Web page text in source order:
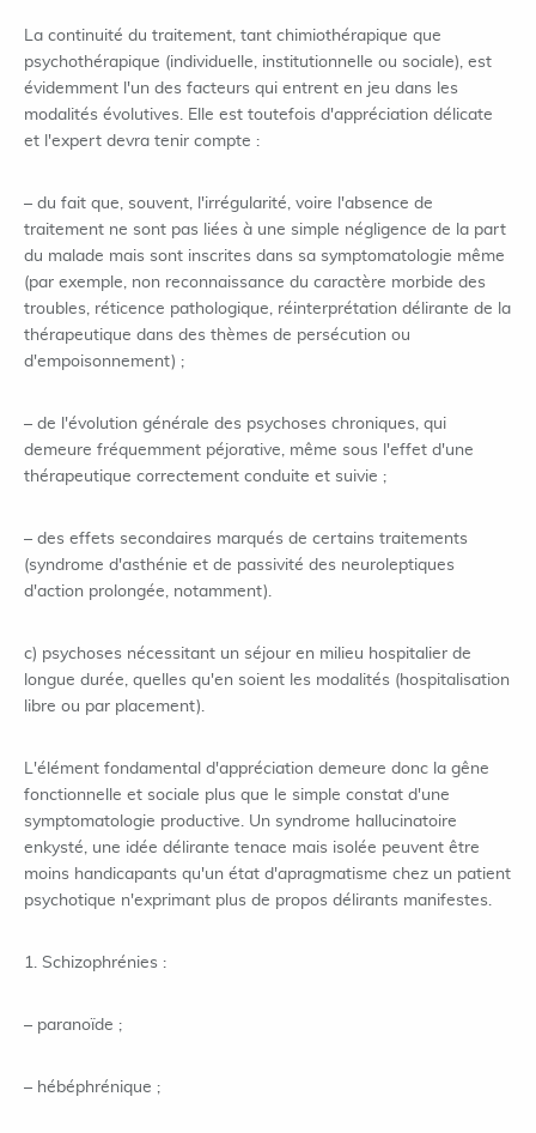
La continuité du traitement, tant chimiothérapique que
psychothérapique (individuelle, institutionnelle ou sociale), est
évidemment l'un des facteurs qui entrent en jeu dans les
modalités évolutives. Elle est toutefois d'appréciation délicate
et l'expert devra tenir compte :
– du fait que, souvent, l'irrégularité, voire l'absence de
traitement ne sont pas liées à une simple négligence de la part
du malade mais sont inscrites dans sa symptomatologie même
(par exemple, non reconnaissance du caractère morbide des
troubles, réticence pathologique, réinterprétation délirante de la
thérapeutique dans des thèmes de persécution ou
d'empoisonnement) ;
– de l'évolution générale des psychoses chroniques, qui
demeure fréquemment péjorative, même sous l'effet d'une
thérapeutique correctement conduite et suivie ;
– des effets secondaires marqués de certains traitements
(syndrome d'asthénie et de passivité des neuroleptiques
d'action prolongée, notamment).
c) psychoses nécessitant un séjour en milieu hospitalier de
longue durée, quelles qu'en soient les modalités (hospitalisation
libre ou par placement).
L'élément fondamental d'appréciation demeure donc la gêne
fonctionnelle et sociale plus que le simple constat d'une
symptomatologie productive. Un syndrome hallucinatoire
enkysté, une idée délirante tenace mais isolée peuvent être
moins handicapants qu'un état d'apragmatisme chez un patient
psychotique n'exprimant plus de propos délirants manifestes.
1. Schizophrénies :
– paranoïde ;
– hébéphrénique ;